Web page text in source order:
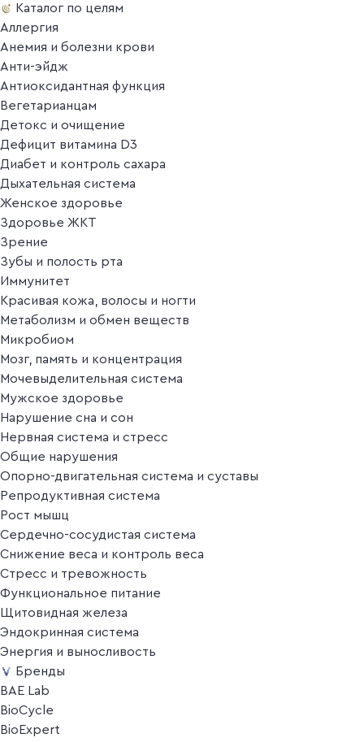
Каталог по целям
Аллергия
Анемия и болезни крови
Анти-эйдж
Антиоксидантная функция
Вегетарианцам
Детокс и очищение
Дефицит витамина D3
Диабет и контроль сахара
Дыхательная система
Женское здоровье
Здоровье ЖКТ
Зрение
Зубы и полость рта
Иммунитет
Красивая кожа, волосы и ногти
Метаболизм и обмен веществ
Микробиом
Мозг, память и концентрация
Мочевыделительная система
Мужское здоровье
Нарушение сна и сон
Нервная система и стресс
Общие нарушения
Опорно-двигательная система и суставы
Репродуктивная система
Рост мышц
Сердечно-сосудистая система
Снижение веса и контроль веса
Стресс и тревожность
Функциональное питание
Щитовидная железа
Эндокринная система
Энергия и выносливость
Бренды
BAE Lab
BioCycle
BioExpert